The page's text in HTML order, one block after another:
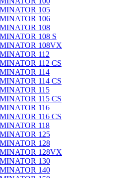
105
106
108
108 S
108VX
112
112 CS
114
114 CS
115
115 CS
116
116 CS
118
125
128
128VX
130
140